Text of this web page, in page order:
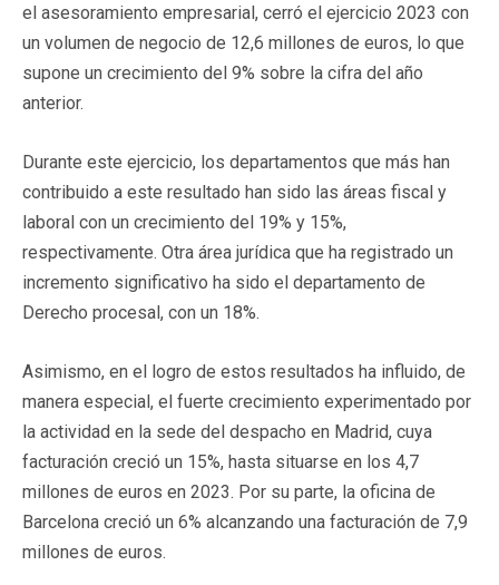
el asesoramiento empresarial, cerró el ejercicio 2023 con
un volumen de negocio de 12,6 millones de euros, lo que
supone un crecimiento del 9% sobre la cifra del año
anterior.
Durante este ejercicio, los departamentos que más han
contribuido a este resultado han sido las áreas fiscal y
laboral con un crecimiento del 19% y 15%,
respectivamente. Otra área jurídica que ha registrado un
incremento significativo ha sido el departamento de
Derecho procesal, con un 18%.
Asimismo, en el logro de estos resultados ha influido, de
manera especial, el fuerte crecimiento experimentado por
la actividad en la sede del despacho en Madrid, cuya
facturación creció un 15%, hasta situarse en los 4,7
millones de euros en 2023. Por su parte, la oficina de
Barcelona creció un 6% alcanzando una facturación de 7,9
millones de euros.